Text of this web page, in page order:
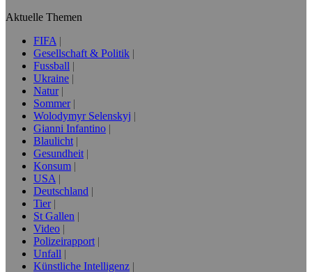
Aktuelle Themen
FIFA
Gesellschaft & Politik
Fussball
Ukraine
Natur
Sommer
Wolodymyr Selenskyj
Gianni Infantino
Blaulicht
Gesundheit
Konsum
USA
Deutschland
Tier
St Gallen
Video
Polizeirapport
Unfall
Künstliche Intelligenz